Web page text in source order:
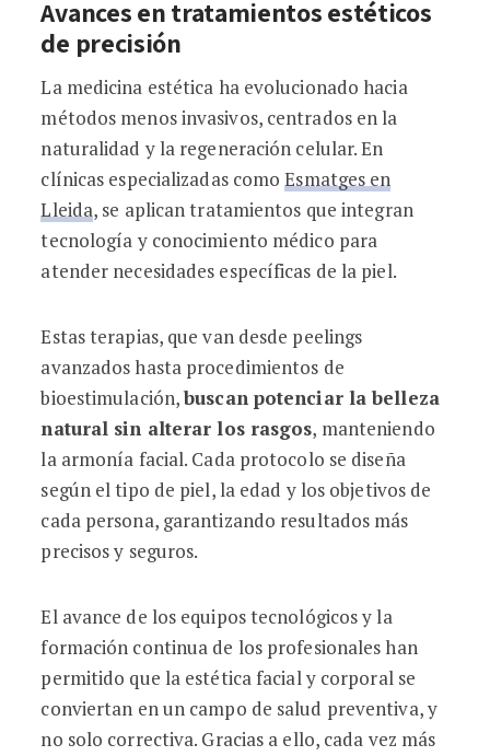
Avances en tratamientos estéticos
de precisión
La medicina estética ha evolucionado hacia
métodos menos invasivos, centrados en la
naturalidad y la regeneración celular. En
clínicas especializadas comoEsmatges en
Lleida, se aplican tratamientos que integran
tecnología y conocimiento médico para
atender necesidades específicas de la piel.
Estas terapias, que van desde peelings
avanzados hasta procedimientos de
bioestimulación,buscan potenciar la belleza
natural sin alterar los rasgos, manteniendo
la armonía facial. Cada protocolo se diseña
según el tipo de piel, la edad y los objetivos de
cada persona, garantizando resultados más
precisos y seguros.
El avance de los equipos tecnológicos y la
formación continua de los profesionales han
permitido que la estética facial y corporal se
conviertan en un campo de salud preventiva, y
no solo correctiva. Gracias a ello, cada vez más